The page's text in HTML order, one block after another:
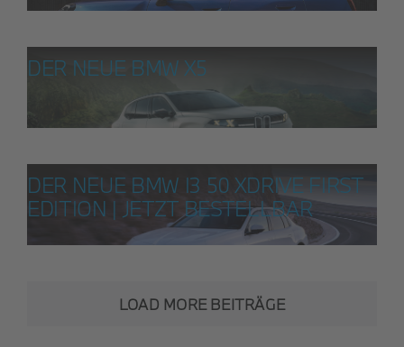
DER NEUE BMW X5
DER NEUE BMW I3 50 XDRIVE FIRST
EDITION | JETZT BESTELLBAR
LOAD MORE BEITRÄGE